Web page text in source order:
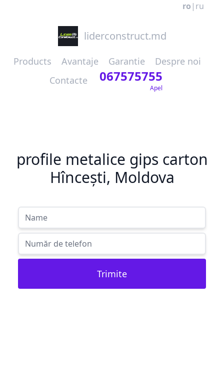
ro | ru
liderconstruct.md
Products Avantaje Garantie
Despre noi
Contacte
067575755
Apel
profile metalice gips carton
Hîncești, Moldova
Trimite